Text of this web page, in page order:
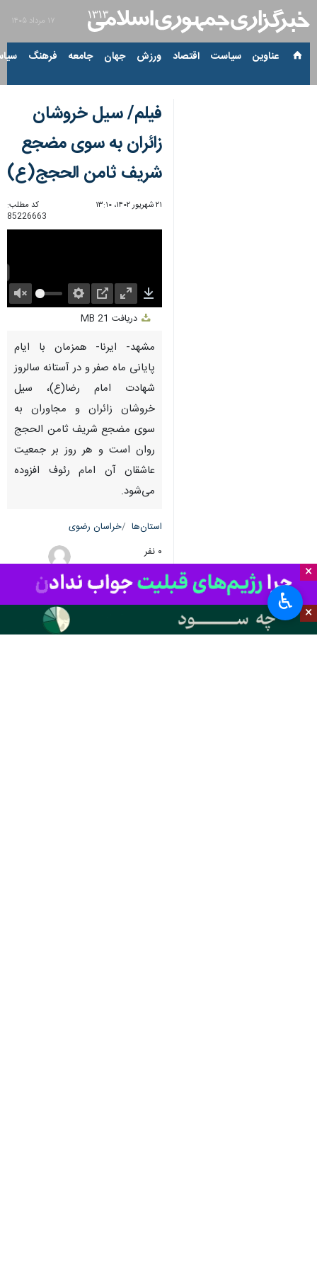
۱۷ مرداد ۱۴۰۵
عناوین‌ سیاست اقتصاد ورزش جهان جامعه فرهنگ
×
×
فیلم/ سیل خروشان
زائران به سوی مضجع
شریف ثامن الحجج(ع)
۲۱ شهریور ۱۴۰۲، ۱۳:۱۰
کد مطلب:
85226663
Unmute Settings
PIP
Enter
fullscreen
Download
دریافت 21 MB
مشهد- ایرنا- همزمان با ایام
پایانی ماه صفر و در آستانه سالروز
شهادت امام رضا(ع)، سیل
خروشان زائران و مجاوران به
سوی مضجع شریف ثامن الحجج
روان است و هر روز بر جمعیت
عاشقان آن امام رئوف افزوده
می‌شود.
استان‌ها
خراسان رضوی
۰ نفر
میترا عبدالهی
♿︎